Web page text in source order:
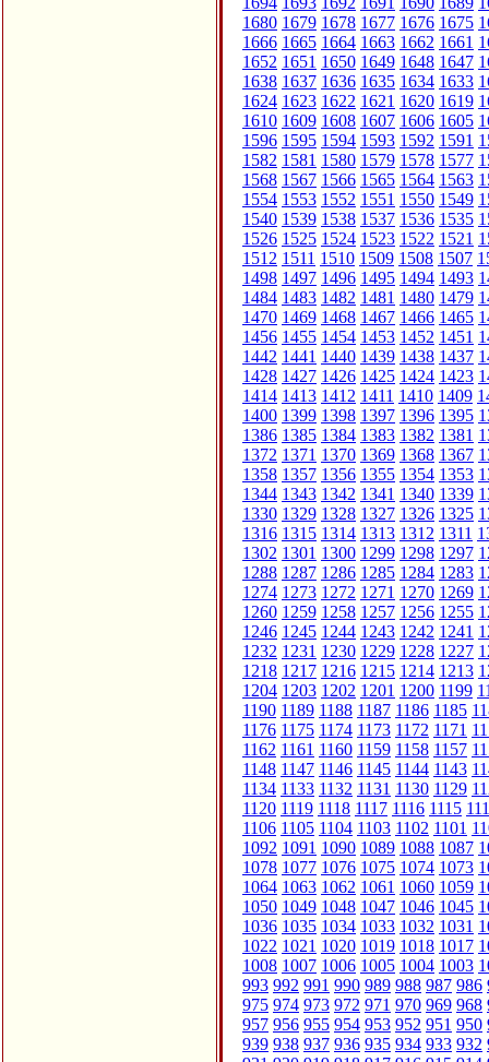
1680 1679 1678 1677 1676 1675
1666 1665 1664 1663 1662 1661
1652 1651 1650 1649 1648 1647
1638 1637 1636 1635 1634 1633
1624 1623 1622 1621 1620 1619
1610 1609 1608 1607 1606 1605
1596 1595 1594 1593 1592 1591
1582 1581 1580 1579 1578 1577
1568 1567 1566 1565 1564 1563
1554 1553 1552 1551 1550 1549
1540 1539 1538 1537 1536 1535
1526 1525 1524 1523 1522 1521
1512 1511 1510 1509 1508 1507
1498 1497 1496 1495 1494 1493
1484 1483 1482 1481 1480 1479
1470 1469 1468 1467 1466 1465
1456 1455 1454 1453 1452 1451
1442 1441 1440 1439 1438 1437
1428 1427 1426 1425 1424 1423
1414 1413 1412 1411 1410 1409
1400 1399 1398 1397 1396 1395
1386 1385 1384 1383 1382 1381
1372 1371 1370 1369 1368 1367
1358 1357 1356 1355 1354 1353
1344 1343 1342 1341 1340 1339
1330 1329 1328 1327 1326 1325
1316 1315 1314 1313 1312 1311
1302 1301 1300 1299 1298 1297
1288 1287 1286 1285 1284 1283
1274 1273 1272 1271 1270 1269
1260 1259 1258 1257 1256 1255
1246 1245 1244 1243 1242 1241
1232 1231 1230 1229 1228 1227
1218 1217 1216 1215 1214 1213
1204 1203 1202 1201 1200 1199
1190 1189 1188 1187 1186 1185
1176 1175 1174 1173 1172 1171
1162 1161 1160 1159 1158 1157
1148 1147 1146 1145 1144 1143
1134 1133 1132 1131 1130 1129
1120 1119 1118 1117 1116 1115
1106 1105 1104 1103 1102 1101
1092 1091 1090 1089 1088 1087
1078 1077 1076 1075 1074 1073
1064 1063 1062 1061 1060 1059
1050 1049 1048 1047 1046 1045
1036 1035 1034 1033 1032 1031
1022 1021 1020 1019 1018 1017
1008 1007 1006 1005 1004 1003
993 992 991 990 989 988 987 986
975 974 973 972 971 970 969 968
957 956 955 954 953 952 951 950
939 938 937 936 935 934 933 932